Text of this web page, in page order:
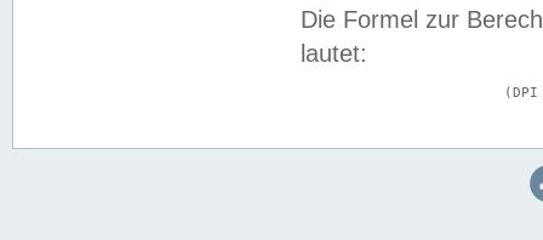
Die Formel zur
lautet: